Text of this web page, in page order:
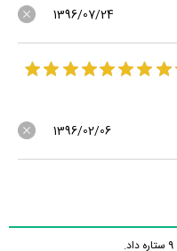
1396/07/24
1396/02/06